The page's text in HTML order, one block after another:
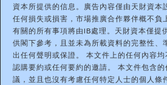
資本所提供的信息。廣告內容僅由天財資本
任何損失或損害，市場推廣合作夥伴概不負
有關的所有事項將由IB處理。天財資本僅提
供閣下參考，且並未為所載資料的完整性、
出任何聲明或保證。 本文件上的任何內容
認購要約或任何要約的邀請。 本文件包含
議，並且也沒有考慮任何特定人士的個人條